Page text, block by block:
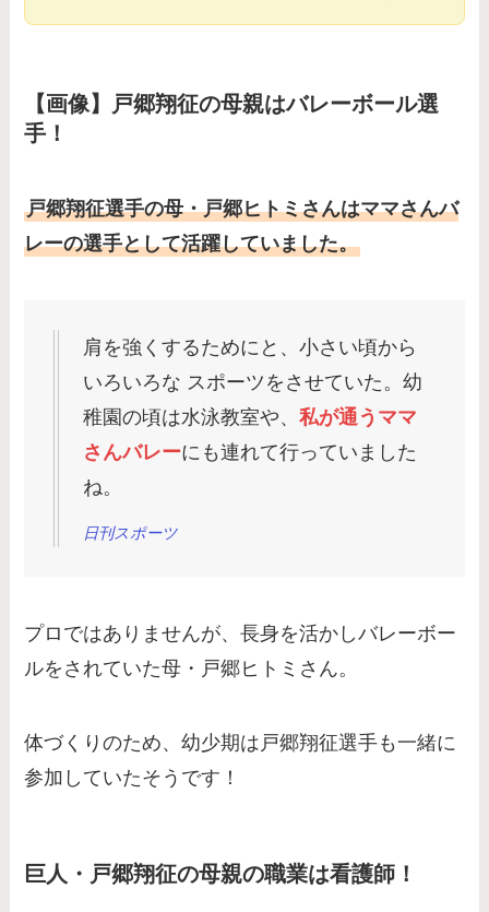
【画像】戸郷翔征の母親はバレーボール選
手！
戸郷翔征選手の母・戸郷ヒトミさんはママさんバ
レーの選手として活躍していました。
肩を強くするためにと、小さい頃から
いろいろな スポーツをさせていた。幼
稚園の頃は水泳教室や、私が通うママ
さんバレーにも連れて行っていました
ね。
日刊スポーツ
プロではありませんが、長身を活かしバレーボー
ルをされていた母・戸郷ヒトミさん。
体づくりのため、幼少期は戸郷翔征選手も一緒に
参加していたそうです！
巨人・戸郷翔征の母親の職業は看護師！